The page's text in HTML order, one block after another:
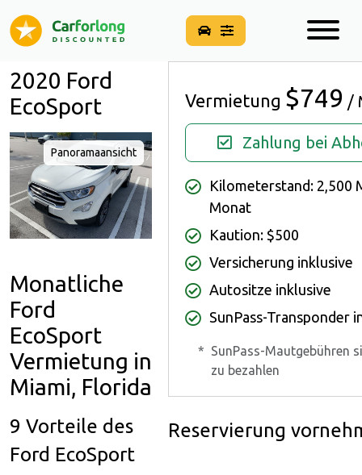
2020 Ford
EcoSport
Panoramaansicht
Vermietung $749 /
Zahlung bei
Kilometerstand: 2,500
Monat
Kaution: $500
Versicherung inklusive
Autositze inklusive
SunPass-Transponder
* SunPass-Mautgebühren
zu bezahlen
Reservierung
Monatliche
Ford
EcoSport
Vermietung in
Miami, Florida
9 Vorteile des
Ford EcoSport